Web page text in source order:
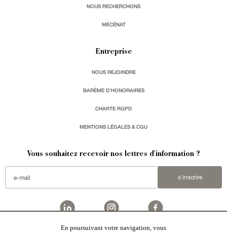
NOUS RECHERCHONS
MÉCÉNAT
Entreprise
NOUS REJOINDRE
BARÈME D'HONORAIRES
CHARTE RGPD
MENTIONS LÉGALES & CGU
Vous souhaitez recevoir nos lettres d'information ?
s'inscrire
En poursuivant votre navigation, vous